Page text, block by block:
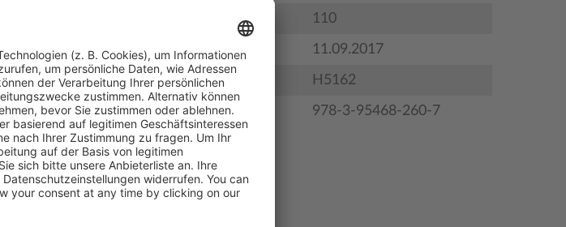
110
Erscheinungstermin 11.09.2017
Bestell-Nr. H5162
ISBN 978-3-95468-260-7